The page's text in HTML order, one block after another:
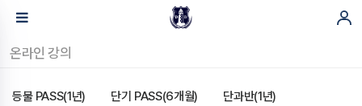
온라인 강의
등불 PASS(1년) 단기 PASS(6개월)
단과반(1년)